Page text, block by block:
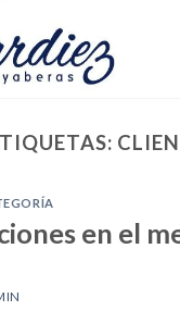
en el